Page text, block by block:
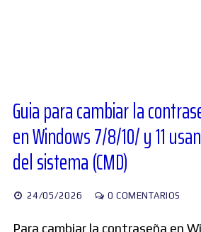
Foros
Buscar:
Guia para cambiar la
en Windows 7/8/10/ y 11
del sistema (CMD)
24/05/2026 0 COMENTARIOS
Para cambiar la contraseña en